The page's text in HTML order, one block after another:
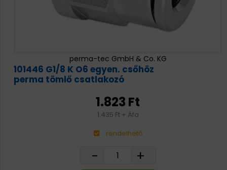
perma-tec GmbH & Co. KG
101446 G1/8 K O6 egyen. csőhöz
perma tömlő csatlakozó
1.823 Ft
1.435 Ft + Áfa
rendelhető
- +